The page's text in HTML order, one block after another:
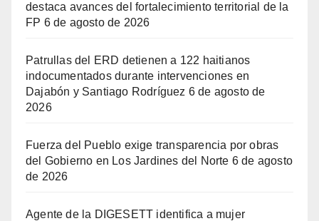
destaca avances del fortalecimiento territorial de la
FP 6 de agosto de 2026
Patrullas del ERD detienen a 122 haitianos
indocumentados durante intervenciones en
Dajabón y Santiago Rodríguez 6 de agosto de
2026
Fuerza del Pueblo exige transparencia por obras
del Gobierno en Los Jardines del Norte 6 de agosto
de 2026
Agente de la DIGESETT identifica a mujer